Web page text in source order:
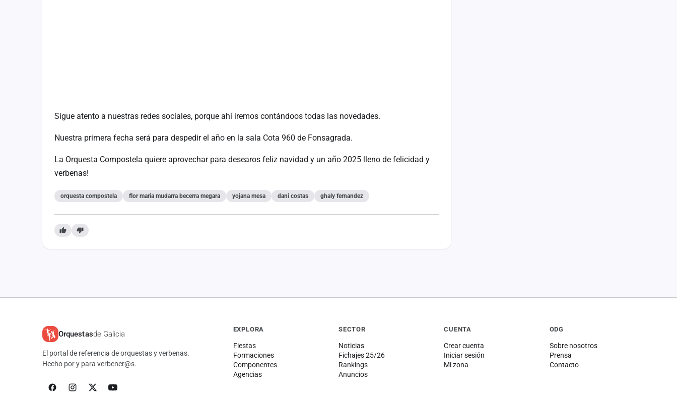
Sigue atento a nuestras redes sociales, porque ahí iremos contándoos todas las novedades.
Nuestra primera fecha será para despedir el año en la sala Cota 960 de Fonsagrada.
La Orquesta Compostela quiere aprovechar para desearos feliz navidad y un año 2025 lleno de felicidad y
verbenas!
orquesta compostela flor maria mudarra becerra megara yojana mesa dani costas ghaly fernandez
Orquestasde Galicia
El portal de referencia de orquestas y verbenas.
Hecho por y para verbener@s.
EXPLORA
Fiestas
Formaciones
Componentes
Agencias
SECTOR
Noticias
Fichajes 25/26
Rankings
Anuncios
CUENTA
Crear cuenta
Iniciar sesión
Mi zona
ODG
Sobre nosotros
Prensa
Contacto